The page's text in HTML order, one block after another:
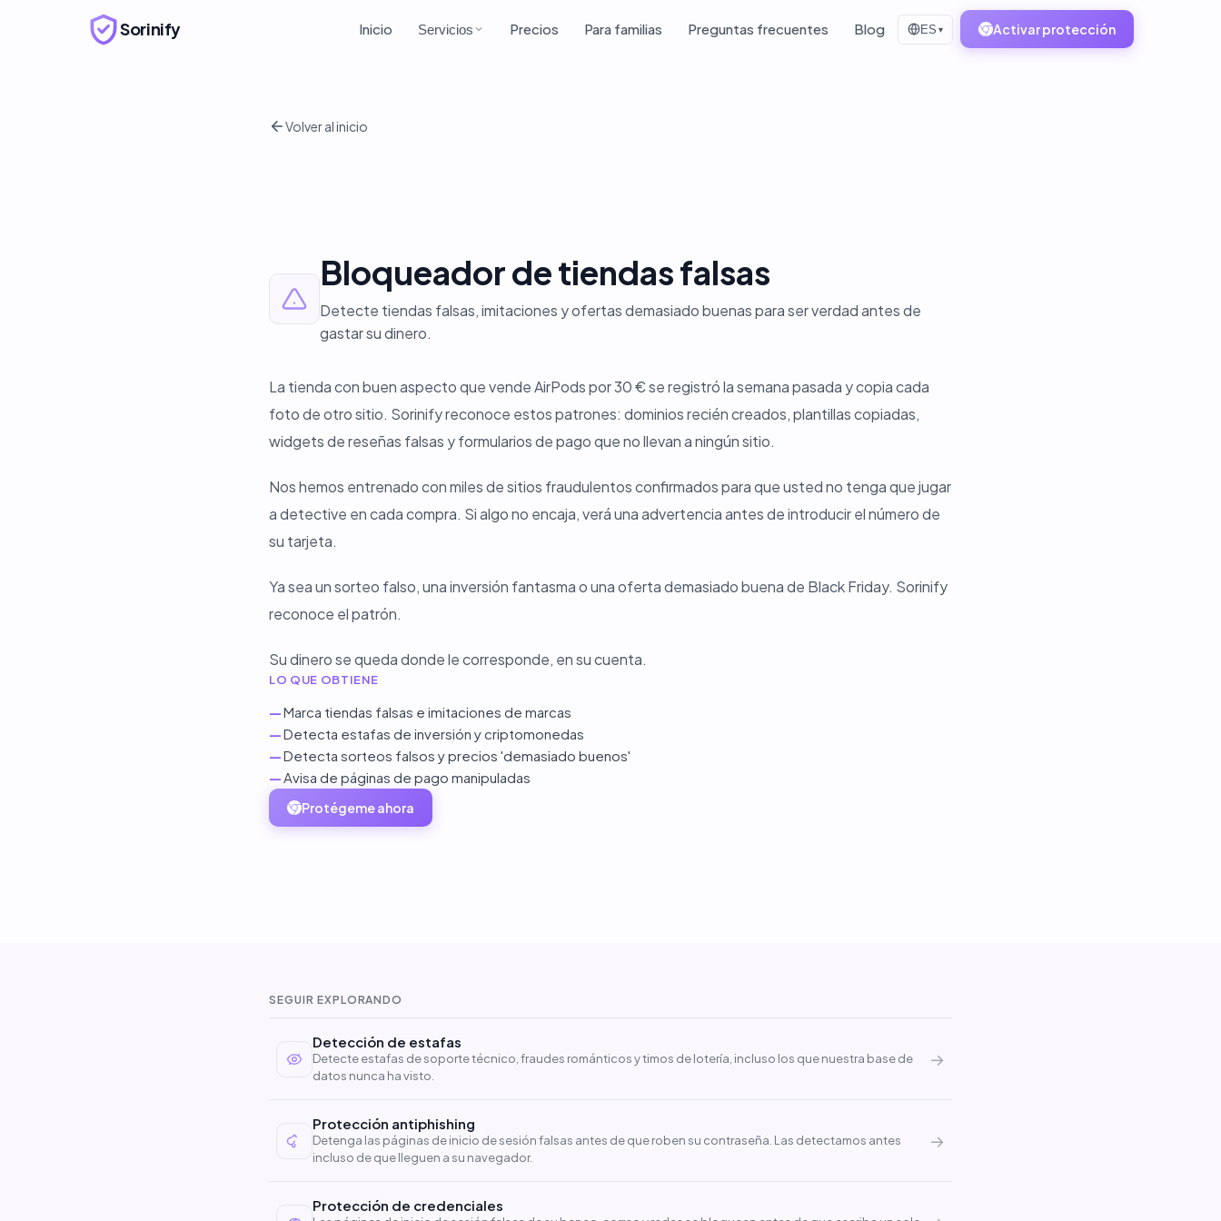
Sorinify Inicio Servicios Precios Para familias Preguntas frecuentes Blog ES ▾ Activar protección
Volver al inicio
Bloqueador de tiendas falsas
Detecte tiendas falsas, imitaciones y ofertas demasiado buenas para ser verdad antes de
gastar su dinero.
La tienda con buen aspecto que vende AirPods por 30 € se registró la semana pasada y copia cada
foto de otro sitio. Sorinify reconoce estos patrones: dominios recién creados, plantillas copiadas,
widgets de reseñas falsas y formularios de pago que no llevan a ningún sitio.
Nos hemos entrenado con miles de sitios fraudulentos confirmados para que usted no tenga que jugar
a detective en cada compra. Si algo no encaja, verá una advertencia antes de introducir el número de
su tarjeta.
Ya sea un sorteo falso, una inversión fantasma o una oferta demasiado buena de Black Friday. Sorinify
reconoce el patrón.
Su dinero se queda donde le corresponde, en su cuenta.
LO QUE OBTIENE
—Marca tiendas falsas e imitaciones de marcas
—Detecta estafas de inversión y criptomonedas
—Detecta sorteos falsos y precios 'demasiado buenos'
—Avisa de páginas de pago manipuladas
Protégeme ahora
SEGUIR EXPLORANDO
Detección de estafas
Detecte estafas de soporte técnico, fraudes románticos y timos de lotería, incluso los que nuestra base de
datos nunca ha visto.
→
Protección antiphishing
Detenga las páginas de inicio de sesión falsas antes de que roben su contraseña. Las detectamos antes
incluso de que lleguen a su navegador.
→
Protección de credenciales